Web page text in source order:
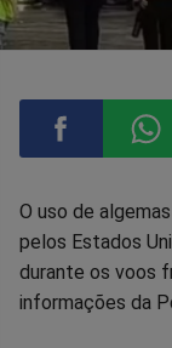
no
no
O uso de
pelos Estados
durante os voos
informações da